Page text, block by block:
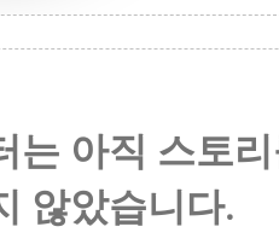
는 아직 스토
않았습니다.